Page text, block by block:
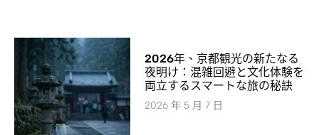
2026年、京都観光の新たなる
夜明け：混雑回避と文化体験を
両立するスマートな旅の秘訣
2026 年 5 月 7 日